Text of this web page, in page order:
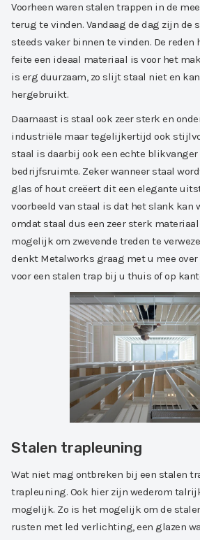
Voorheen waren stalen trappen in de
terug te vinden. Vandaag de dag zijn de
steeds vaker binnen te vinden. De
feite een ideaal materiaal is voor het
is erg duurzaam, zo slijt staal niet en
hergebruikt.
Daarnaast is staal ook zeer sterk en
industriële maar tegelijkertijd ook
staal is daarbij ook een echte
bedrijfsruimte. Zeker wanneer staal
glas of hout creëert dit een elegante
voorbeeld van staal is dat het slank kan
omdat staal dus een zeer sterk
mogelijk om zwevende treden te
denkt Metalworks graag met u mee
voor een stalen trap bij u thuis of op
Stalen trapleuning
Wat niet mag ontbreken bij een stalen
trapleuning. Ook hier zijn wederom
mogelijk. Zo is het mogelijk om de
rusten met led verlichting, een glazen